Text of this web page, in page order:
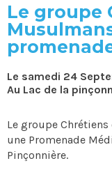
Le groupe
Le samedi 24
Au Lac de la
Le groupe
une Promenade
Pinçonnière.